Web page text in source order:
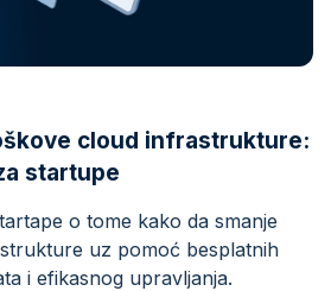
cloud infrastrukture:
startupe
o tome kako da smanje
uz pomoć besplatnih
i efikasnog upravljanja.